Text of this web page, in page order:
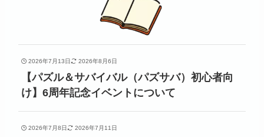
2026年7月13日 2026年8月6日
【パズル＆サバイバル（パズサバ）初心者向
け】6周年記念イベントについて
2026年7月8日 2026年7月11日